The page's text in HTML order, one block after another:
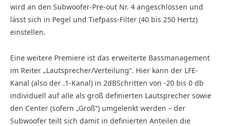
wird an den Subwoofer-Pre-out Nr. 4 angeschlossen und
lässt sich in Pegel und Tiefpass-Filter (40 bis 250 Hertz)
einstellen.
Eine weitere Premiere ist das erweiterte Bassmanagement
im Reiter „Lautsprecher/Verteilung“. Hier kann der LFE-
Kanal (also der .1-Kanal) in 2dBSchritten von -20 bis 0 db
individuell auf alle als groß definierten Lautsprecher sowie
den Center (sofern „Groß“) umgelenkt werden – der
Subwoofer teilt sich damit in definierten Anteilen die